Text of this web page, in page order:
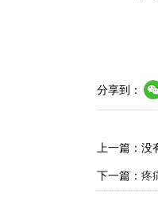
分享到：
上一篇：没
下一篇： 疼